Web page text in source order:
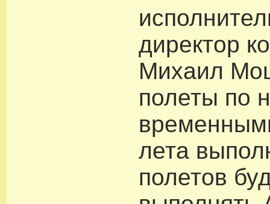
директор
Михаил
полеты по
лета
полетов